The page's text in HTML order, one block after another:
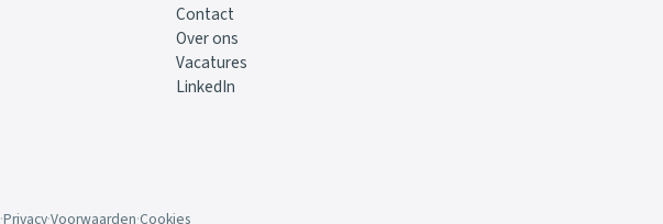
Contact
Over ons
Vacatures
LinkedIn
·Privacy·Voorwaarden·Cookies